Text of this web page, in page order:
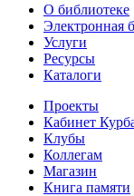
О библиотеке
Электронная
Услуги
Ресурсы
Каталоги
Проекты
Кабинет
Клубы
Коллегам
Магазин
Книга памяти